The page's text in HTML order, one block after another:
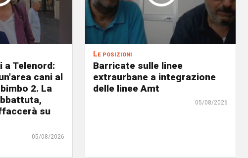
a Telenord:
cani al
2. La
su
05/08/2026
Le posizioni
Barricate sulle linee
extraurbane a integrazione
delle linee Amt
05/08/2026